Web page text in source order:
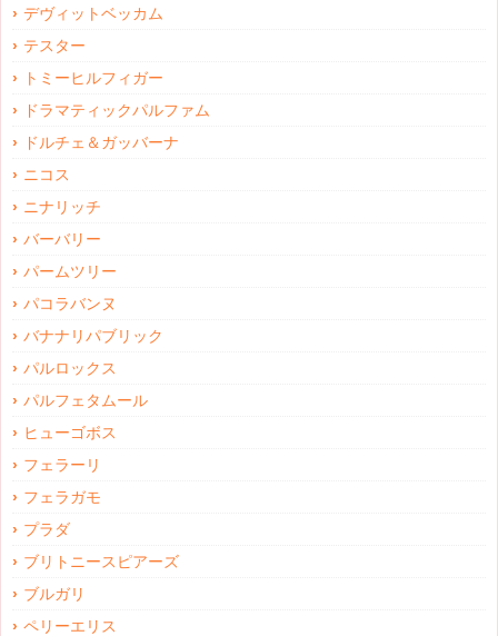
デヴィットベッカム
テスター
トミーヒルフィガー
ドラマティックパルファム
ドルチェ＆ガッバーナ
ニコス
ニナリッチ
バーバリー
パームツリー
パコラバンヌ
バナナリパブリック
パルロックス
パルフェタムール
ヒューゴボス
フェラーリ
フェラガモ
プラダ
ブリトニースピアーズ
ブルガリ
ペリーエリス